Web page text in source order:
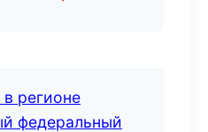
регионе
федеральный